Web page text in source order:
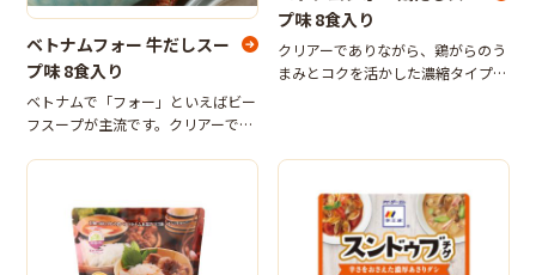
ベトナムフォー 牛だしスー
プ味 8食入り
ベトナムで「フォー」といえばビー
フスープが主流です。クリアーであ
かした濃縮タイプのビーフスープが
んフォーとの相性抜群。お米めんと
スープ、
プ味 8食入り
クリアーでありながら、鶏がらのう
まみとコクを活かした濃縮タイプの
ットです。8食分入り。（808g（め